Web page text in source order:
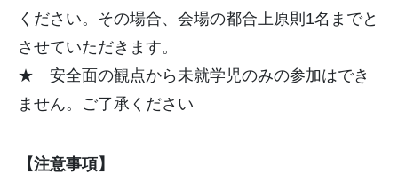
ください。その場合、会場の都合上原則1名までと
させていただきます。
★ 安全面の観点から未就学児のみの参加はでき
ません。ご了承ください
【注意事項】